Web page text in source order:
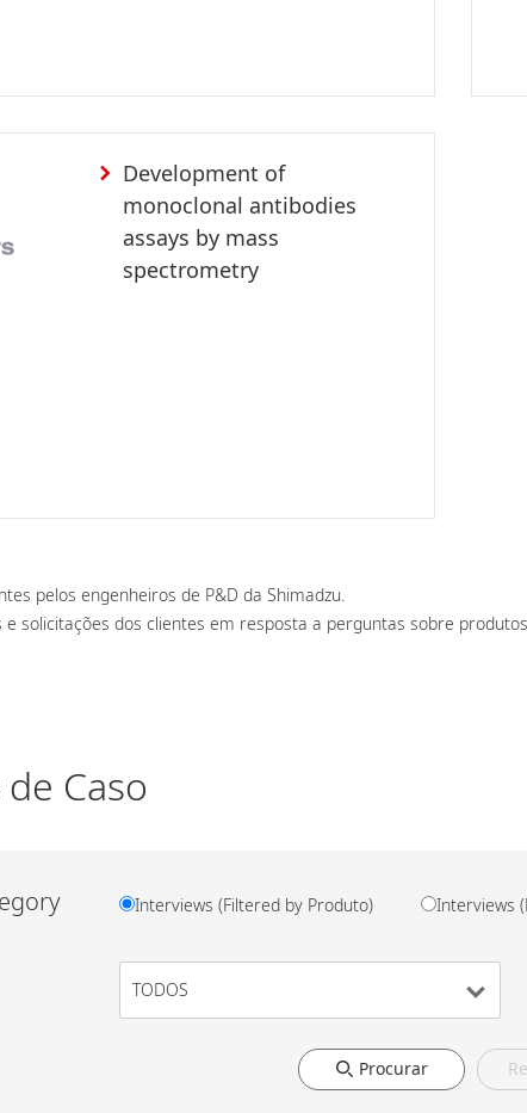
Development of
monoclonal antibodies
assays by mass
spectrometry
pelos engenheiros de P&D da Shimadzu.
solicitações dos clientes em resposta a perguntas sobre
Caso
Interviews (Filtered by Produto) Interviews
Procurar